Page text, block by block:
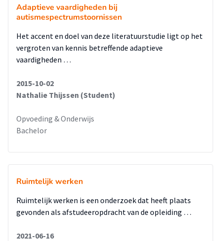
Adaptieve vaardigheden bij
autismespectrumstoornissen
Het accent en doel van deze literatuurstudie ligt op het
vergroten van kennis betreffende adaptieve
vaardigheden …
2015-10-02
Nathalie Thijssen (Student)
Opvoeding & Onderwijs
Bachelor
Ruimtelijk werken
Ruimtelijk werken is een onderzoek dat heeft plaats
gevonden als afstudeeropdracht van de opleiding …
2021-06-16